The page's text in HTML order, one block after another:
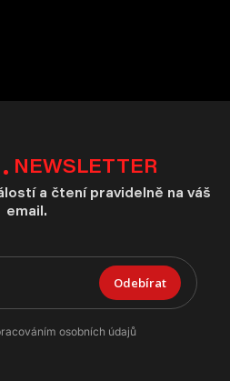
NEWSLETTER
a čtení pravidelně na váš
email.
Odebírat
osobních údajů